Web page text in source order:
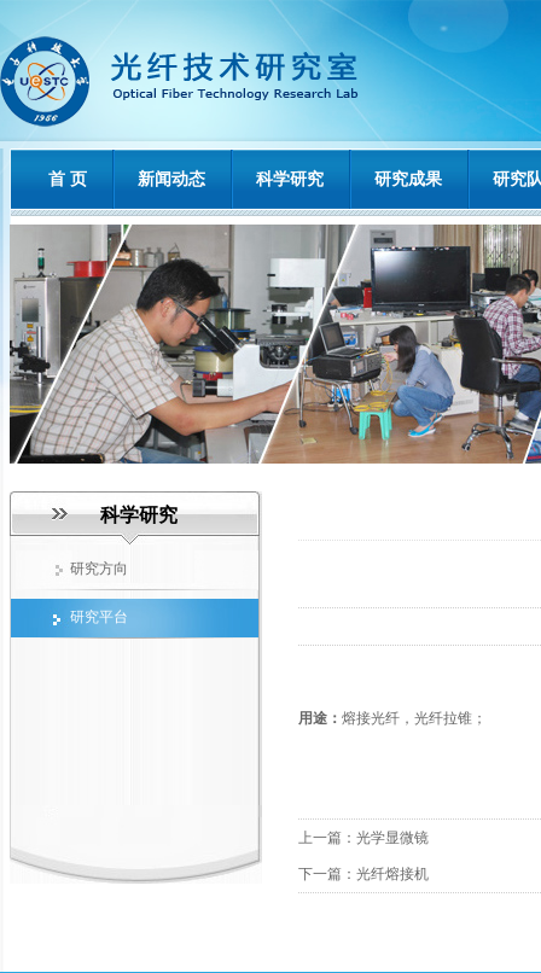
首 页 新闻动态 科学研究 研究成果 研究
科学研究
研究方向
研究平台
用途： 熔接光纤，光纤拉锥；
上一篇： 光学显微镜
下一篇： 光纤熔接机